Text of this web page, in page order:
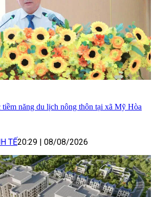
năng du lịch nông thôn tại xã Mỹ Hòa
TẾ20:29 08/08/2026